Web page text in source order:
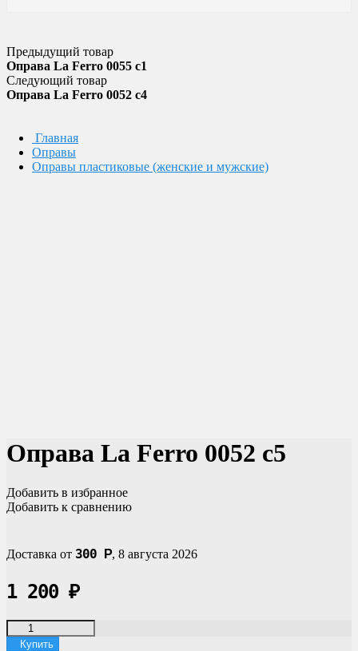
Предыдущий товар
Оправа La Ferro 0055 c1
Следующий товар
Оправа La Ferro 0052 c4
Главная
Оправы
Оправы пластиковые (женские и мужские)
Оправа La Ferro 0052 c5
Добавить в избранное
Добавить к сравнению
Доставка от 300 Р, 8 августа 2026
1 200 ₽
Купить